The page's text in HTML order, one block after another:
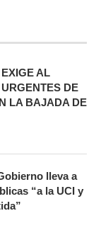
AL
DE
LA BAJADA DE
lleva a
“a la UCI y